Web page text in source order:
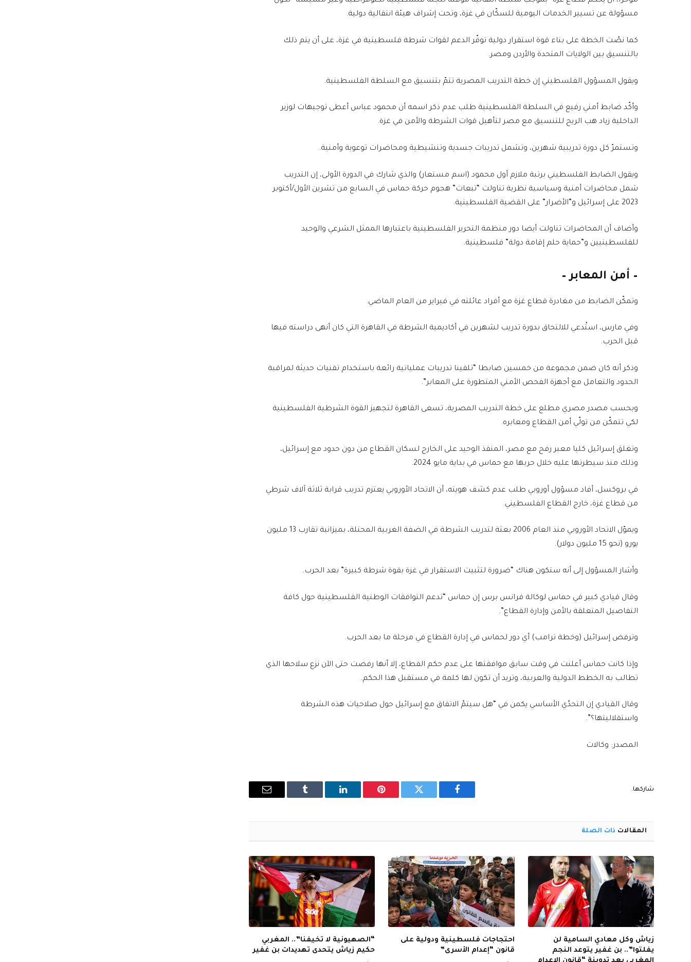
مسؤولة عن تسيير الخدمات اليومية للسكّان في غزة، وتحت إشراف هيئة انتقالية دولية.
كما نصّت الخطة على بناء قوة استقرار دولية توفّر الدعم لقوات شرطة فلسطينية في غزة، على أن يتم ذلك
بالتنسيق بين الولايات المتحدة والأردن ومصر.
ويقول المسؤول الفلسطيني إن خطة التدريب المصرية تتمّ بتنسيق مع السلطة الفلسطينية.
وأكّد ضابط أمني رفيع في السلطة الفلسطينية طلب عدم ذكر اسمه أن محمود عباس أعطى توجيهات لوزير
الداخلية زياد هب الريح للتنسيق مع مصر لتأهيل قوات الشرطة والأمن في غزة.
وتستمرّ كل دورة تدريبية شهرين، وتشمل تدريبات جسدية وتنشيطية ومحاضرات توعوية وأمنية.
ويقول الضابط الفلسطيني برتبة ملازم أول محمود (اسم مستعار) والذي شارك في الدورة الأولى، إن التدريب
شمل محاضرات أمنية وسياسية نظرية تناولت “تبعات” هجوم حركة حماس في السابع من تشرين الأول/أكتوبر
2023 على إسرائيل و”الأضرار” على القضية الفلسطينية.
وأضاف أن المحاضرات تناولت أيضا دور منظمة التحرير الفلسطينية باعتبارها الممثل الشرعي والوحيد
للفلسطينيين و”حماية حلم إقامة دولة” فلسطينية.
– أمن المعابر –
وتمكّن الضابط من مغادرة قطاع غزة مع أفراد عائلته في فبراير من العام الماضي.
وفي مارس، استُدعي للالتحاق بدورة تدريب لشهرين في أكاديمية الشرطة في القاهرة التي كان أنهى دراسته فيها
قبل الحرب.
وذكر أنه كان ضمن مجموعة من خمسين ضابطا “تلقينا تدريبات عملياتية رائعة باستخدام تقنيات حديثة لمراقبة
الحدود والتعامل مع أجهزة الفحص الأمني المتطورة على المعابر”.
وبحسب مصدر مصري مطلع على خطة التدريب المصرية، تسعى القاهرة لتجهيز القوة الشرطية الفلسطينية
لكي تتمكّن من تولّي أمن القطاع ومعابره.
وتغلق إسرائيل كليا معبر رفح مع مصر، المنفذ الوحيد على الخارج لسكان القطاع من دون حدود مع إسرائيل،
وذلك منذ سيطرتها عليه خلال حربها مع حماس في بداية مايو 2024.
في بروكسل، أفاد مسؤول أوروبي طلب عدم كشف هويته، أن الاتحاد الأوروبي يعتزم تدريب قرابة ثلاثة آلاف شرطي
من قطاع غزة، خارج القطاع الفلسطيني.
ويموّل الاتحاد الأوروبي منذ العام 2006 بعثة لتدريب الشرطة في الضفة الغربية المحتلة، بميزانية تقارب 13 مليون
يورو (نحو 15 مليون دولار).
وأشار المسؤول إلى أنه ستكون هناك “ضرورة لتثبيت الاستقرار في غزة بقوة شرطة كبيرة” بعد الحرب.
وقال قيادي كبير في حماس لوكالة فرانس برس إن حماس “تدعم التوافقات الوطنية الفلسطينية حول كافة
التفاصيل المتعلقة بالأمن وإدارة القطاع”.
وترفض إسرائيل (وخطة ترامب) أي دور لحماس في إدارة القطاع في مرحلة ما بعد الحرب.
وإذا كانت حماس أعلنت في وقت سابق موافقتها على عدم حكم القطاع، إلا أنها رفضت حتى الآن نزع سلاحها الذي
تطالب به الخطط الدولية والعربية، وتريد أن تكون لها كلمة في مستقبل هذا الحكم.
وقال القيادي إن التحدّي الأساسي يكمن في “هل سيتمّ الاتفاق مع إسرائيل حول صلاحيات هذه الشرطة
واستقلاليتها؟”.
المصدر: وكالات
شاركها.
فيسبوك تويتر بينتيريستلينكدإن Tumblr
البريد
المقالات ذات الصلة
زياش وكل معادي السامية لن
يفلتوا”.. بن غفير يتوعد النجم
احتجاجات فلسطينية ودولية على
قانون “إعدام الأسرى”
“الصهيونية لا تخيفنا”.. المغربي
حكيم زياش يتحدى تهديدات بن غفير